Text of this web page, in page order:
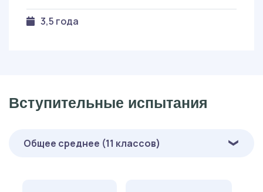
3,5 года
Вступительные испытания
Общее среднее (11 классов)